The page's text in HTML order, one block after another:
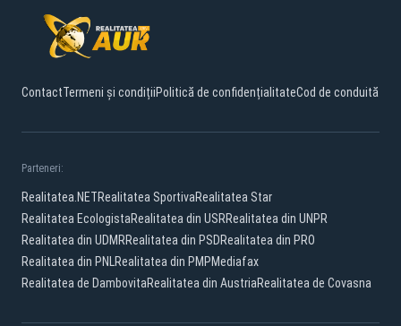
ContactTermeni și condițiiPolitică de confidențialitateCod de conduită
Parteneri:
Realitatea.NETRealitatea SportivaRealitatea Star
Realitatea EcologistaRealitatea din USRRealitatea din UNPR
Realitatea din UDMRRealitatea din PSDRealitatea din PRO
Realitatea din PNLRealitatea din PMPMediafax
Realitatea de DambovitaRealitatea din AustriaRealitatea de Covasna